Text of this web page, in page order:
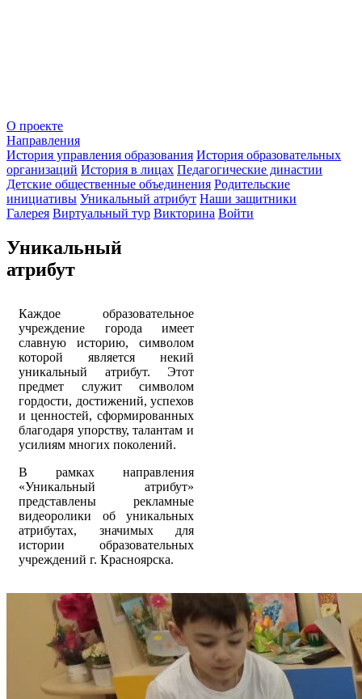
О проекте
Направления
История управления образования История образовательных
организаций История в лицах Педагогические династии
Детские общественные объединения Родительские
инициативы Уникальный атрибут Наши защитники
Галерея Виртуальный тур Викторина Войти
Уникальный
атрибут
Каждое образовательное
учреждение города имеет
славную историю, символом
которой является некий
уникальный атрибут. Этот
предмет служит символом
гордости, достижений, успехов
и ценностей, сформированных
благодаря упорству, талантам и
усилиям многих поколений.
В рамках направления
«Уникальный атрибут»
представлены рекламные
видеоролики об уникальных
атрибутах, значимых для
истории образовательных
учреждений г. Красноярска.